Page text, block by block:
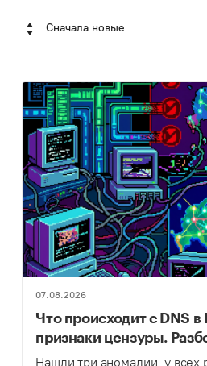
Сначала новые
07.08.2026
Что происходит с DNS
признаки цензуры.
Нашли три аномалии, у всех